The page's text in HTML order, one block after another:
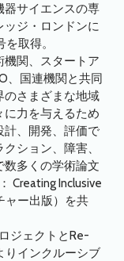
器サイエンスの専
ッジ・ロンドンに
取得。
機関、スタートア
、国連機関と共同
のさまざまな地域
に力を与えるため
計、開発、評価で
ション、障害、
多くの学術論文
Creating Inclusive
ャー出版）を共
ジェクトとRe-
りインクルーシブ